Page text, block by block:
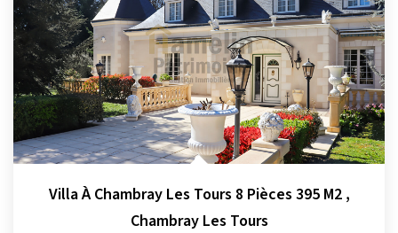
Villa À Chambray Les Tours 8 Pièces 395 M2 ,
Chambray Les Tours